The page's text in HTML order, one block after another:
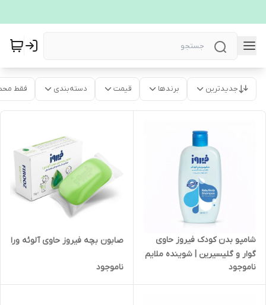
جدیدترین برندها قیمت دسته‌بندی فقط
شامپو بدن کودک فیروز حاوی
گوار و گلیسیرین | شوینده ملایم
و سازگار با پوست حساس کودک
ناموجود
صابون بچه فیروز حاوی آلوئه ورا
ناموجود